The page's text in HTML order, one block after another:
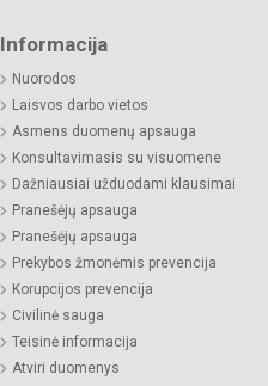
Informacija
Nuorodos
Laisvos darbo vietos
Asmens duomenų apsauga
Konsultavimasis su visuomene
Dažniausiai užduodami klausimai
Pranešėjų apsauga
Pranešėjų apsauga
Prekybos žmonėmis prevencija
Korupcijos prevencija
Civilinė sauga
Teisinė informacija
Atviri duomenys